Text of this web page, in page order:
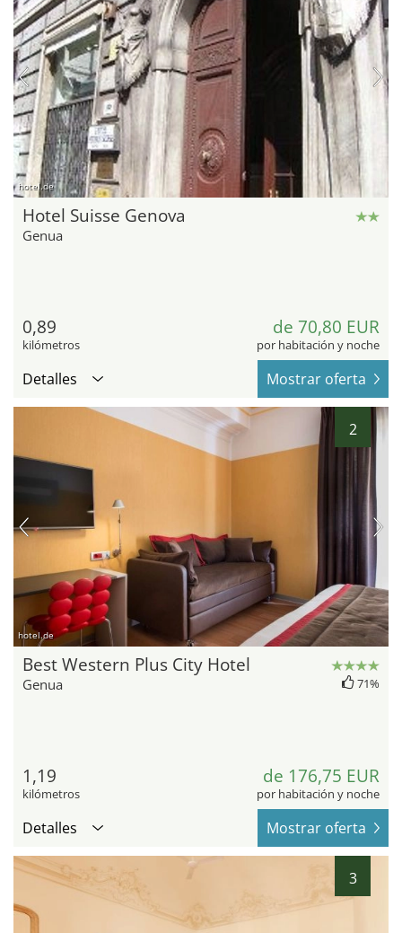
hotel.de
Hotel Suisse Genova
Genua
0,89
kilómetros
de 70,80 EUR
por habitación y noche
Detalles Mostrar oferta
2
hotel.de
Best Western Plus City Hotel
Genua 71%
1,19
kilómetros
de 176,75 EUR
por habitación y noche
Detalles Mostrar oferta
3